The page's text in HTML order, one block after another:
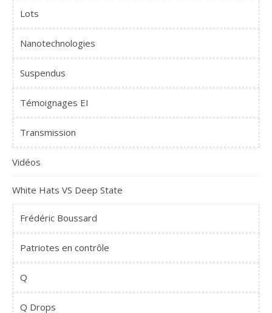
Lots
Nanotechnologies
Suspendus
Témoignages EI
Transmission
Vidéos
White Hats VS Deep State
Frédéric Boussard
Patriotes en contrôle
Q
Q Drops